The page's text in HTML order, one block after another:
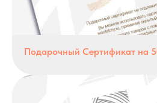
Подарочный Сертификат на